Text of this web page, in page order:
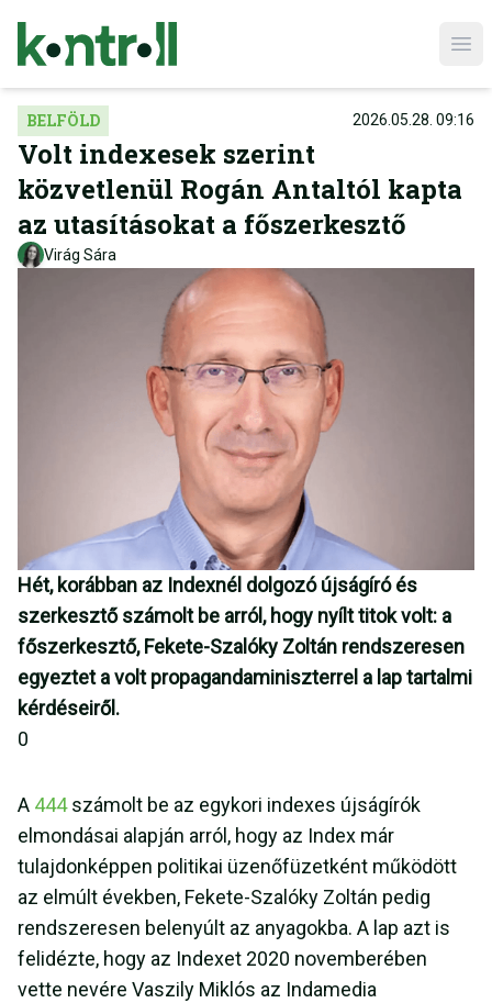
BELFÖLD 2026.05.28. 09:16
Volt indexesek szerint
közvetlenül Rogán Antaltól kapta
az utasításokat a főszerkesztő
Virág Sára
Hét, korábban az Indexnél dolgozó újságíró és
szerkesztő számolt be arról, hogy nyílt titok volt: a
főszerkesztő, Fekete-Szalóky Zoltán rendszeresen
egyeztet a volt propagandaminiszterrel a lap tartalmi
kérdéseiről.
0
A 444számolt be az egykori indexes újságírók
elmondásai alapján arról, hogy az Index már
tulajdonképpen politikai üzenőfüzetként működött
az elmúlt években, Fekete-Szalóky Zoltán pedig
rendszeresen belenyúlt az anyagokba. A lap azt is
felidézte, hogy az Indexet 2020 novemberében
vette nevére Vaszily Miklós az Indamedia